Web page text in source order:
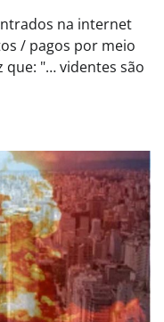
na internet
/ pagos por meio
que: "… videntes são